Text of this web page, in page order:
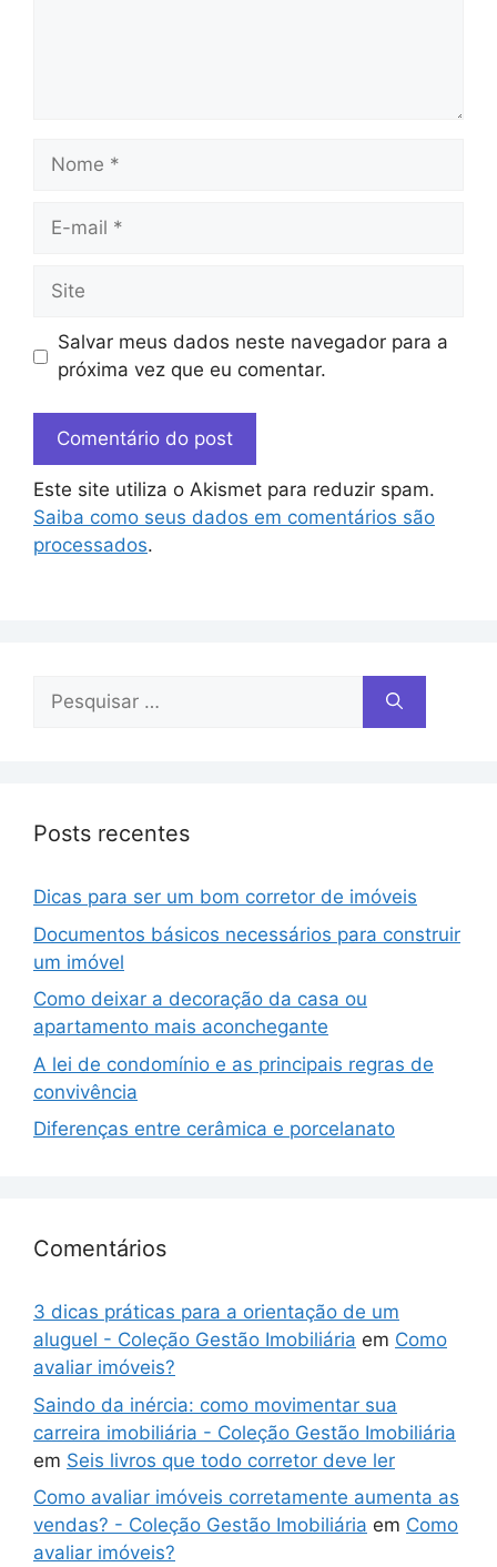
Salvar meus dados neste navegador para a
próxima vez que eu comentar.
Este site utiliza o Akismet para reduzir spam.
Saiba como seus dados em comentários são
processados.
Posts recentes
Dicas para ser um bom corretor de imóveis
Documentos básicos necessários para construir
um imóvel
Como deixar a decoração da casa ou
apartamento mais aconchegante
A lei de condomínio e as principais regras de
convivência
Diferenças entre cerâmica e porcelanato
Comentários
3 dicas práticas para a orientação de um
aluguel - Coleção Gestão Imobiliária em Como
avaliar imóveis?
Saindo da inércia: como movimentar sua
carreira imobiliária - Coleção Gestão Imobiliária
em Seis livros que todo corretor deve ler
Como avaliar imóveis corretamente aumenta as
vendas? - Coleção Gestão Imobiliária em Como
avaliar imóveis?